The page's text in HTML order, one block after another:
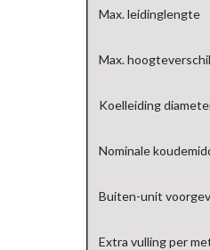
Max. leidinglengte
Max. hoogteverschil
Koelleiding
Nominale
Buiten-unit
Extra vulling per